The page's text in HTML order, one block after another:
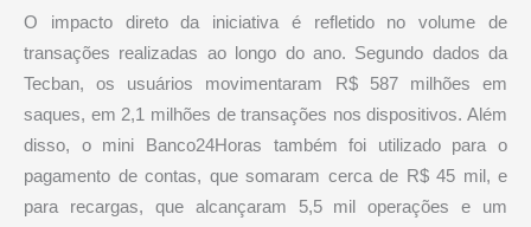
O impacto direto da iniciativa é refletido no volume de
transações realizadas ao longo do ano. Segundo dados da
Tecban, os usuários movimentaram R$ 587 milhões em
saques, em 2,1 milhões de transações nos dispositivos. Além
disso, o mini Banco24Horas também foi utilizado para o
pagamento de contas, que somaram cerca de R$ 45 mil, e
para recargas, que alcançaram 5,5 mil operações e um